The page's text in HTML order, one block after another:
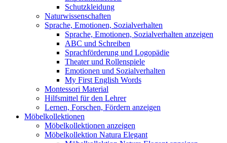
Schutzkleidung
Naturwissenschaften
Sprache, Emotionen, Sozialverhalten
Sprache, Emotionen, Sozialverhalten anzeigen
ABC und Schreiben
Sprachförderung und Logopädie
Theater und Rollenspiele
Emotionen und Sozialverhalten
My First English Words
Montessori Material
Hilfsmittel für den Lehrer
Lernen, Forschen, Fördern anzeigen
Möbelkollektionen
Möbelkollektionen anzeigen
Möbelkollektion Natura Elegant